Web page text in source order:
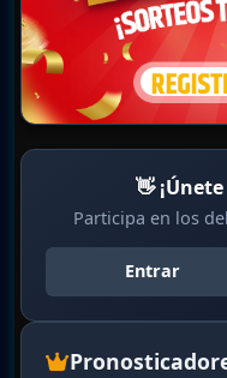
👋
Participa en los
Entrar